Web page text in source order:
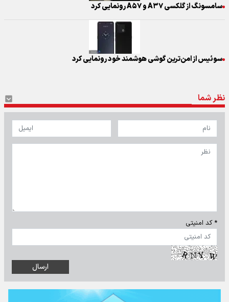
سامسونگ از گلکسی A۳۷ و A۵۷ رونمایی کرد
سوئیس از امن‌ترین گوشی هوشمند خود رونمایی کرد
نظر شما
* کد امنیتی